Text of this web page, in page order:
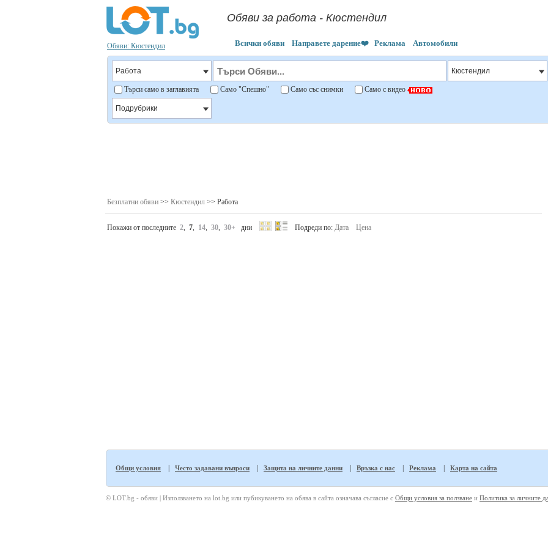
Обяви: Кюстендил
Обяви за работа - Кюстендил
Всички обяви Направете дарение❤️ Реклама Автомобили
Търси само в заглавията Само "Спешно" Само със снимки Само с видео
Безплатни обяви >> Кюстендил >> Работа
Покажи от последните 2 7 14 30 30+ дни Подреди по: Дата Цена
Общи условия Често задавани въпроси Защита на личните данни Връзка с нас Реклама Карта на сайта
© LOT.bg - обяви | Използването на lot.bg или пубикуването на обява в сайта означава съгласие с Общи условия за ползване и Политика за личните